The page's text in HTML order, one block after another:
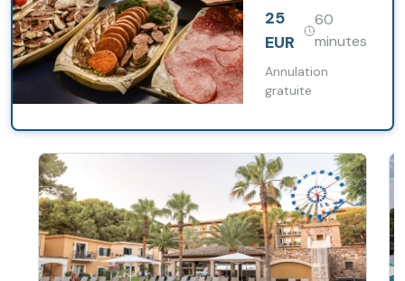
Mar
25
EUR
60
minutes
Annulation
gratuite